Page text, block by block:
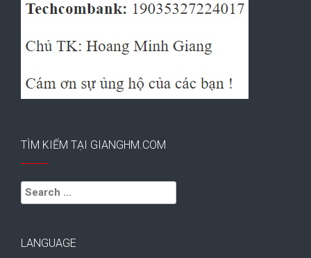
TÌM KIẾM TẠI GIANGHM.COM
Search
for:
LANGUAGE